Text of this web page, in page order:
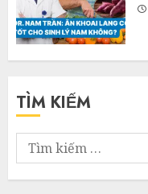
TÌM KIẾM
Tìm
kiếm
cho: